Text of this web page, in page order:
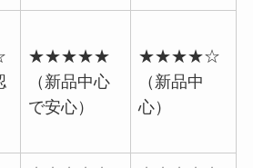
★★★★★
（新品中心
で安心）
★★★★☆
（新品中
心）